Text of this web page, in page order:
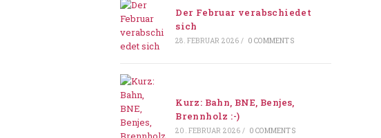
Der Februar verabschiedet
sich
28. FEBRUAR 2026 / 0 COMMENTS
Kurz: Bahn, BNE, Benjes,
Brennholz :-)
20. FEBRUAR 2026 / 0 COMMENTS